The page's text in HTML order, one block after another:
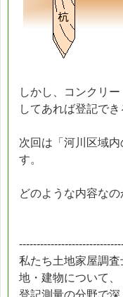
しかし、コンクリ
してあれば登記でき
次回は「河川区域
す。
どのような内容なの
私たち土地家屋調
地・建物について、